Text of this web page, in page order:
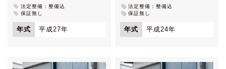
法定整備：整備込
保証無し
年式 平成27年
法定整備：整備込
保証無し
年式 平成24年